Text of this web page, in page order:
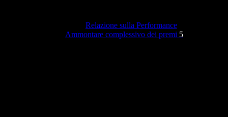
Relazione sulla Performance
Ammontare complessivo dei premi 5